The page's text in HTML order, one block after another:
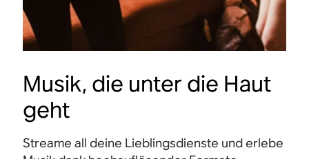
Musik, die unter die Haut
geht
Streame all deine Lieblingsdienste und erlebe